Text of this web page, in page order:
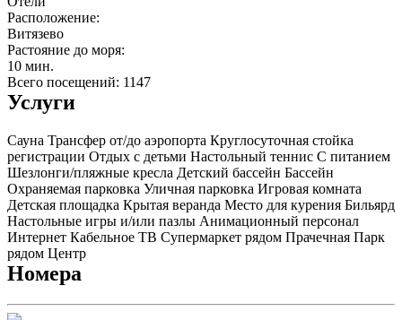
Расположение:
Витязево
Растояние до моря:
10 мин.
Всего посещений: 1147
Услуги
Сауна Трансфер от/до аэропорта Круглосуточная стойка
регистрации Отдых с детьми Настольный теннис С питанием
Шезлонги/пляжные кресла Детский бассейн Бассейн
Охраняемая парковка Уличная парковка Игровая комната
Детская площадка Крытая веранда Место для курения Бильярд
Настольные игры и/или пазлы Анимационный персонал
Интернет Кабельное ТВ Супермаркет рядом Прачечная Парк
рядом Центр
Номера